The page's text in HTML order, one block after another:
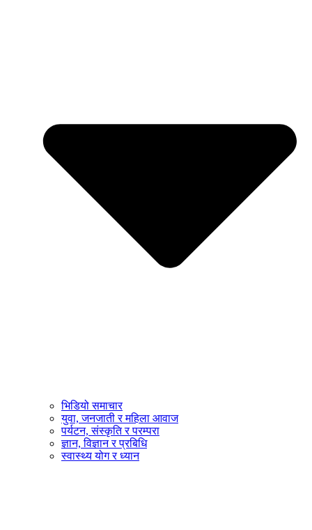
भिडियो समाचार
युवा, जनजाती र महिला आवाज
पर्यटन, संस्कृति र परम्परा
ज्ञान, विज्ञान र प्रबिधि
स्वास्थ्य योग र ध्यान